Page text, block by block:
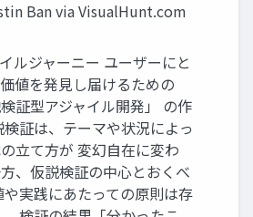
Ban via VisualHunt.com
ルジャーニー ユーザーにと
値を発⾒し届けるための
検証型アジャイル開発」 の作
証は、テーマや状況によっ
⽴て⽅が 変幻⾃在に変わ
、仮説検証の中⼼とおくべ
や実践にあたっての原則は存